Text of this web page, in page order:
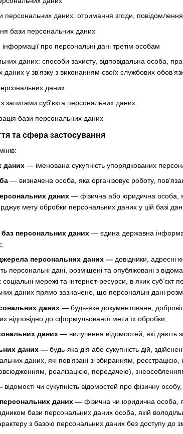
персональних даних: отримання згоди,
бази персональних даних
про персональні дані третім особам
даних: способи захисту, відповідальна особа,
у зв’язку з виконанням своїх службових
даних
запитами суб'єкта персональних даних
бази персональних даних
та сфера застосування
даних — іменована сукупність упорядкованих
— визначена особа, яка організовує роботу,
даних — фізична або юридична особа,
мету обробки персональних даних у цій базі
персональних даних — єдина державна
персональних даних — довідники, адресні
персональні дані, розміщені та опубліковані з
мережі та інтернет-ресурси, в яких
даних прямо зазначено, що персональні дані
даних — будь-яке документоване,
відповідно до сформульованої мети їх обробки;
даних — вилучення відомостей, які дають
даних — будь-яка дія або сукупність дій,
даних, які пов’язані зі збиранням,
реалізацією, передачею),
відомості чи сукупність відомостей про фізичну
даних — фізична чи юридична особа,
бази персональних даних особа, якій
з базою персональних даних без доступу до